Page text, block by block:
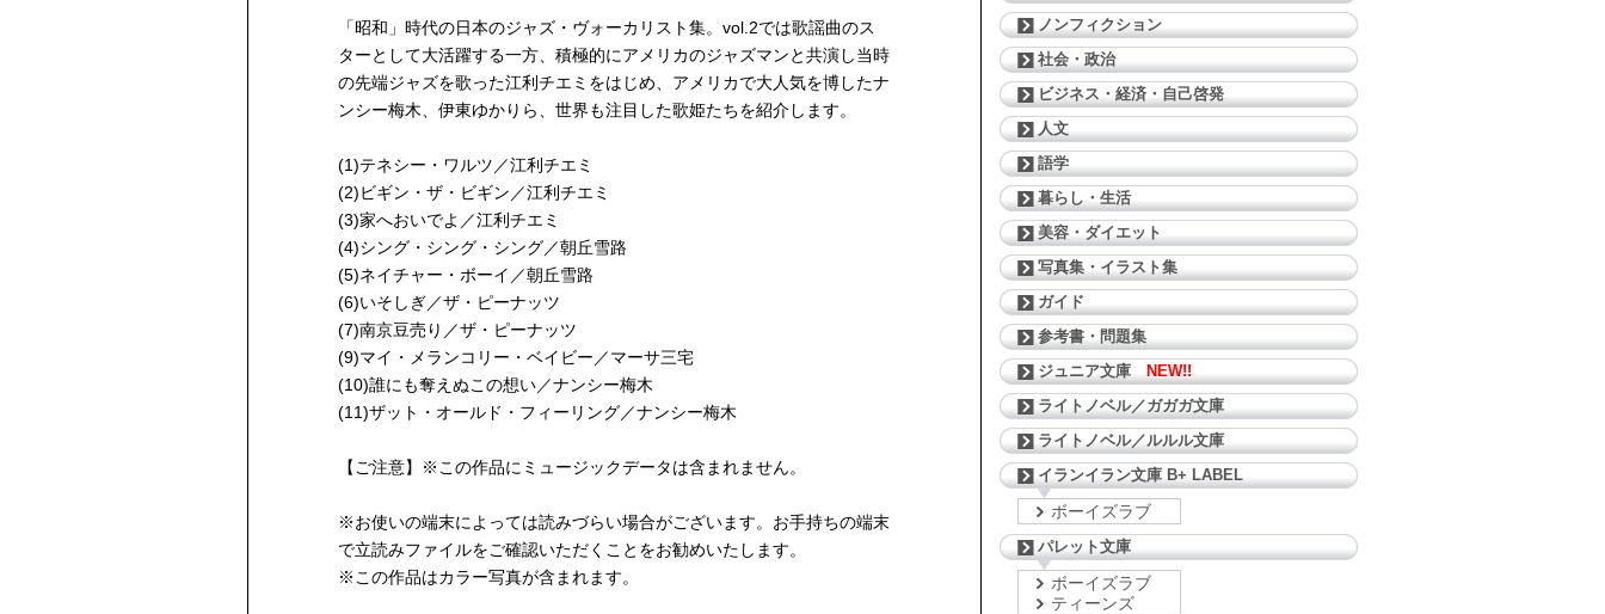
「昭和」時代の日本のジャズ・ヴォーカリスト集。vol.2では歌謡曲のス
ターとして大活躍する一方、積極的にアメリカのジャズマンと共演し当時
の先端ジャズを歌った江利チエミをはじめ、アメリカで大人気を博したナ
ンシー梅木、伊東ゆかりら、世界も注目した歌姫たちを紹介します。
(1)テネシー・ワルツ／江利チエミ
(2)ビギン・ザ・ビギン／江利チエミ
(3)家へおいでよ／江利チエミ
(4)シング・シング・シング／朝丘雪路
(5)ネイチャー・ボーイ／朝丘雪路
(6)いそしぎ／ザ・ピーナッツ
(7)南京豆売り／ザ・ピーナッツ
(9)マイ・メランコリー・ベイビー／マーサ三宅
(10)誰にも奪えぬこの想い／ナンシー梅木
(11)ザット・オールド・フィーリング／ナンシー梅木
【ご注意】※この作品にミュージックデータは含まれません。
※お使いの端末によっては読みづらい場合がございます。お手持ちの端末
で立読みファイルをご確認いただくことをお勧めいたします。
※この作品はカラー写真が含まれます。
ノンフィクション
社会・政治
ビジネス・経済・自己啓発
人文
語学
暮らし・生活
美容・ダイエット
写真集・イラスト集
ガイド
参考書・問題集
ジュニア文庫
NEW!!
ライトノベル／ガガガ文庫
ライトノベル／ルルル文庫
イランイラン文庫 B+ LABEL
ボーイズラブ
パレット文庫
ボーイズラブ
ティーンズ